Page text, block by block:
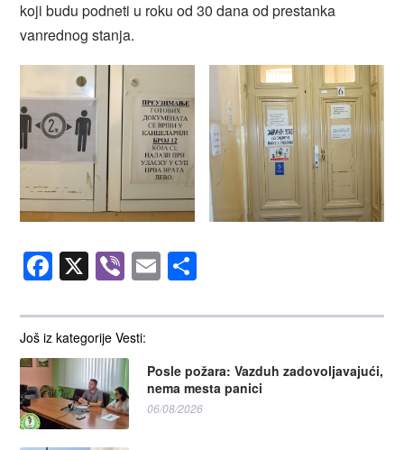
Još iz kategorije Vesti:
Posle požara: Vazduh zadovoljavajući,
nema mesta panici
06/08/2026
koji budu podneti u roku od 30 dana od prestanka
vanrednog stanja.
Facebook
X Viber
Email